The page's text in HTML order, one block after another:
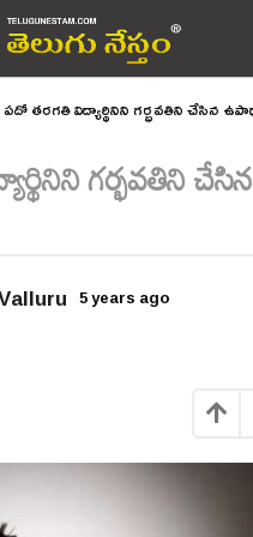
పదో తరగతి విద్యార్థినిని గర్భవతిని చేసిన
గర్భవతిని చేసిన
5 years ago
g